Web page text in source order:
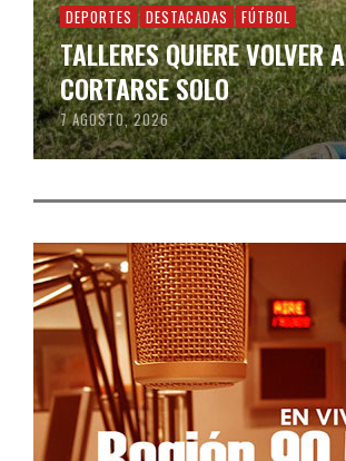
DEPORTES DESTACADAS FÚTBOL
TALLERES QUIERE VOLVER A
CORTARSE SOLO
7 AGOSTO, 2026